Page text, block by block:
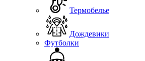
Термобелье
Дождевики
Футболки